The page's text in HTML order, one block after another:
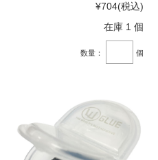
¥704(税込)
在庫 1 個
数量： 個